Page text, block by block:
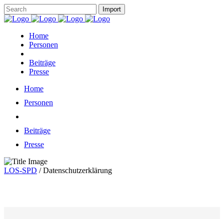
Home
Personen
Beiträge
Presse
Home
Personen
Beiträge
Presse
LOS-SPD /Datenschutzerklärung